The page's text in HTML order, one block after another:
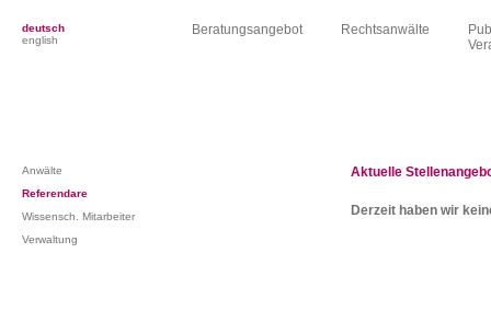
deutsch
english
Beratungsangebot Rechtsanwälte
Anwälte
Referendare
Wissensch. Mitarbeiter
Verwaltung
Aktuelle
Derzeit haben wir